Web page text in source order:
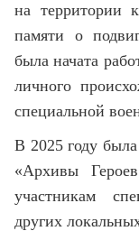
на территории
памяти о
была начата
личного
специальной
В 2025 году
«Архивы
участникам
других